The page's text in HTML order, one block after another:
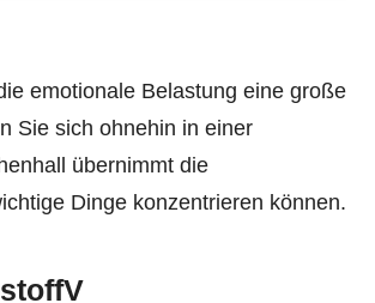
emotionale Belastung eine große
Sie sich ohnehin in einer
übernimmt die
Dinge konzentrieren können.